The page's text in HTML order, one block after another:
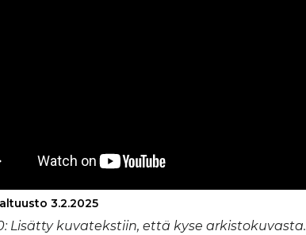
3.2.2025
Li­sät­ty ku­va­teks­tiin, et­tä kyse ar­kis­to­ku­vas­ta.